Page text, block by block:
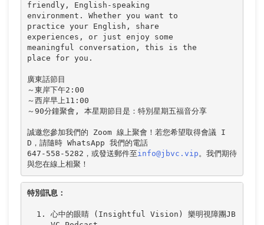
friendly, English-speaking
environment. Whether you want to
practice your English, share
experiences, or just enjoy some
meaningful conversation, this is the
place for you.
廣東話節目
～東岸下午2:00
～西岸早上11:00
～90分鐘聚會, 本星期節目是：特別星期五福音分享
誠邀您參加我們的 Zoom 線上聚會！若您希望取得會議 I
D，請隨時 WhatsApp 我們的電話
647-558-5282，或發送郵件至info@jbvc.vip。我們期待
特別訊息：
心中的眼睛 (Insightful Vision) 樂明視障團JB